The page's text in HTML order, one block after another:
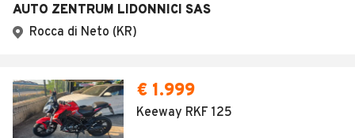
AUTO ZENTRUM LIDONNICI SAS
Rocca di Neto (KR)
€ 1.999
Keeway RKF 125